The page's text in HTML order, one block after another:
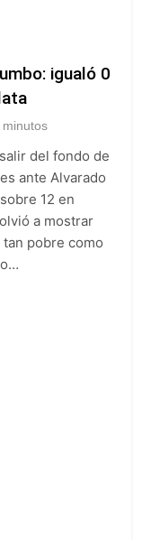
igualó 0
minutos
del fondo de
ante Alvarado
12 en
a mostrar
pobre como